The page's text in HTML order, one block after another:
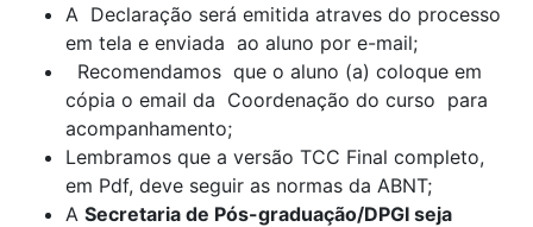
A Declaração será emitida atraves do processo
em tela e enviada ao aluno por e-mail;
Recomendamos que o aluno (a) coloque em
cópia o email da Coordenação do curso para
acompanhamento;
Lembramos que a versão TCC Final completo,
em Pdf, deve seguir as normas da ABNT;
A Secretaria de Pós-graduação/DPGI seja